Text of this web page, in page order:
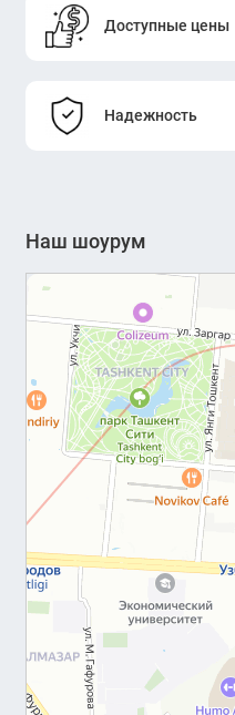
Доступные цены
Надежность
Наш шоурум